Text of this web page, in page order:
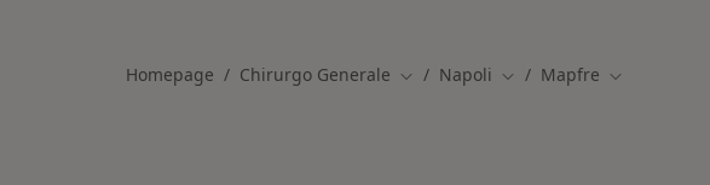
Homepage Chirurgo Generale Cambia città
Napoli Cambia città
Mapfre Cambia città